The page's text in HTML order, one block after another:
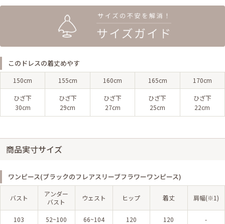
このドレスの着丈めやす
150cm 155cm 160cm 165cm 170cm
ひざ下
30cm
ひざ下
29cm
ひざ下
27cm
ひざ下
25cm
ひざ下
22cm
商品実寸サイズ
ワンピース(ブラックのフレアスリーブフラワーワンピース)
バスト
アンダー
バスト
ウェスト ヒップ 着丈 肩幅(※1)
103 52~100 66~104 120 120 -